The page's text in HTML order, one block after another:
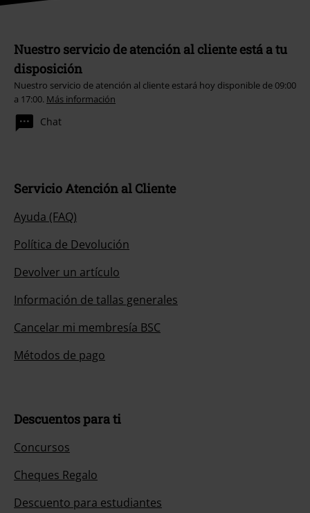
Nuestro servicio de atención al cliente está a tu
disposición
Nuestro servicio de atención al cliente estará hoy disponible de 09:00
a 17:00. Más información
Chat
Servicio Atención al Cliente
Ayuda (FAQ)
Política de Devolución
Devolver un artículo
Información de tallas generales
Cancelar mi membresía BSC
Métodos de pago
Descuentos para ti
Concursos
Cheques Regalo
Descuento para estudiantes